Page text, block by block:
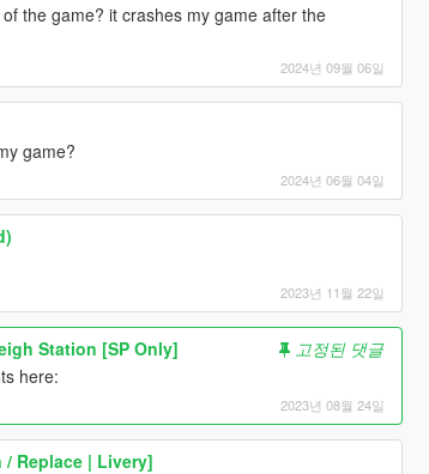
the game? it crashes my game after the
2024년 09월 06일
game?
2024년 06월 04일
2023년 11월 22일
Station [SP Only]
고정된 댓글
here:
2023년 08월 24일
/ Replace | Livery]